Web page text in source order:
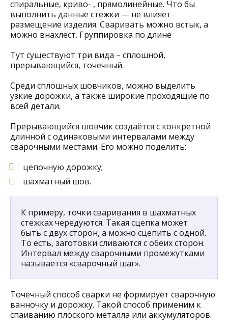
спиральные, криво- , прямолинейные. Что бы
выполнить данные стежки — не влияет
размещение изделия. Сваривать можно встык, а
можно внахлест. Группировка по длине
Тут существуют три вида – сплошной,
прерывающийся, точечный.
Среди сплошных шовчиков, можно выделить
узкие дорожки, а также широкие проходящие по
всей детали.
Прерывающийся шовчик создаётся с конкретной
длинной с одинаковыми интервалами между
сварочными местами. Его можно поделить:
цепочную дорожку;
шахматный шов.
К примеру, точки сваривания в шахматных
стежках чередуются. Такая сцепка может
быть с двух сторон, а можно сцепить с одной.
То есть, заготовки сливаются с обеих сторон.
Интервал между сварочными промежутками
называется «сварочный шаг».
Точечный способ сварки не формирует сварочную
ванночку и дорожку. Такой способ применим к
спаиванию плоского металла или аккумуляторов.